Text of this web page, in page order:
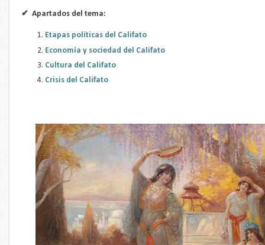
✔ Apartados del tema:
Etapas políticas del Califato
Economía y sociedad del Califato
Cultura del Califato
Crisis del Califato